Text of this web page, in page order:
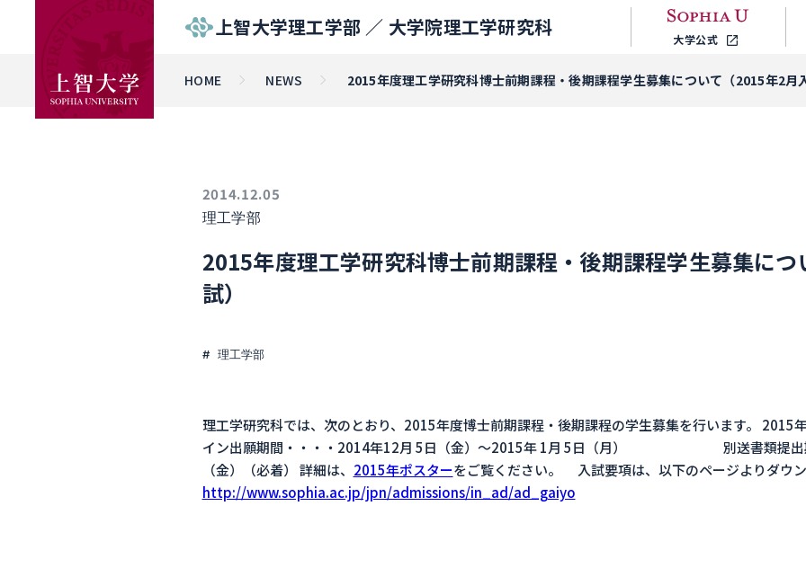
上智大学理工学部 ／ 大学院理工学研究科 大学公式
HOME NEWS 2015年度理工学研究科博士前期課程・後期課程学生募集について（2015年2月
2014.12.05
理工学部
2015年度理工学研究科博士前期課程・後期課程学生募集に
試）
理工学部
理工学研究科では、次のとおり、2015年度博士前期課程・後期課程の学生募集を行い
イン出願期間・・・・2014年12月 5日（金）～2015年 1月 5日（月） 別送書類提出期
（金）（必着） 詳細は、 2015年ポスターをご覧ください。 入試要項は、以下のページよりダウン
http://www.sophia.ac.jp/jpn/admissions/in_ad/ad_gaiyo